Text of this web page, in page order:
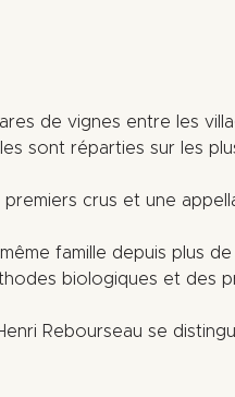
de vignes entre les
sont réparties sur les
premiers crus et une
famille depuis plus de
biologiques et des
Rebourseau se